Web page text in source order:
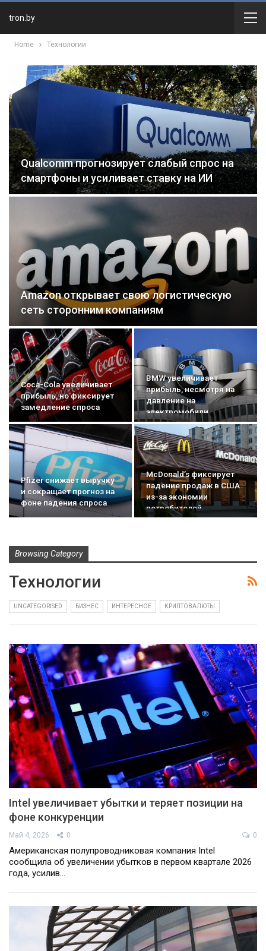
tron.by
Home Технологии
Qualcomm прогнозирует слабый спрос на
смартфоны и усиливает ставку на ИИ
Amazon открывает свою логистическую
сеть сторонним компаниям
Coca-Cola увеличивает
прибыль, но фиксирует
замедление спроса
BMW увеличивает
прибыль, несмотря на
давление на
электромобили
Pfizer снижает выручку
и сокращает прогноз на
фоне падения спроса
McDonald’s фиксирует
падение продаж в США
из-за экономии
потребителей
Browsing Category
Технологии
UNCATEGORISED БИЗНЕС ИНТЕРЕСНОЕ КРИПТОВАЛЮТЫ
Intel увеличивает убытки и теряет позиции на
фоне конкуренции
Май 4, 2026 0 0
Американская полупроводниковая компания Intel
сообщила об увеличении убытков в первом квартале 2026
года, усилив…